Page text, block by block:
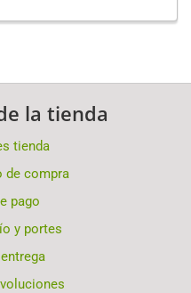
la tienda
tienda
de compra
pago
y portes